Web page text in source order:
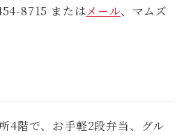
8715 またはメール、マムズ
4階で、お手軽2段弁当、グル